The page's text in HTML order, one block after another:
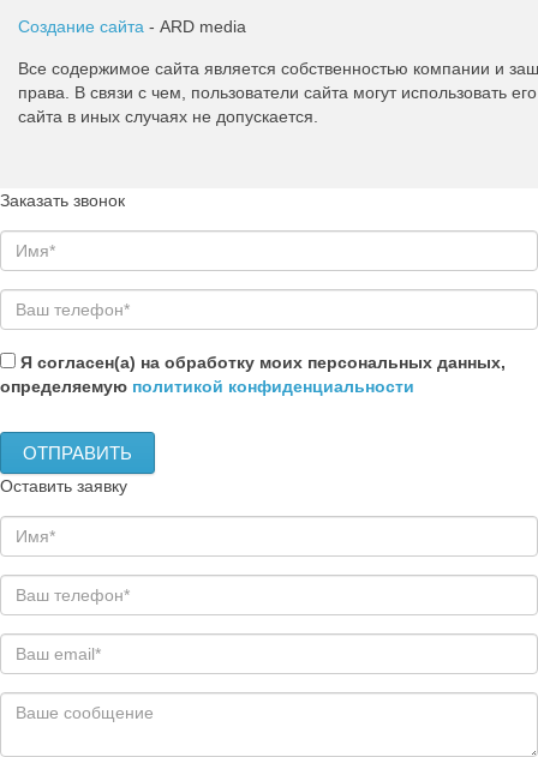
Создание сайта - ARD media
Все содержимое сайта является собственностью компании и
права. В связи с чем, пользователи сайта могут использовать
сайта в иных случаях не допускается.
Заказать звонок
Я согласен(а) на обработку моих персональных данных,
определяемую политикой конфиденциальности
Оставить заявку